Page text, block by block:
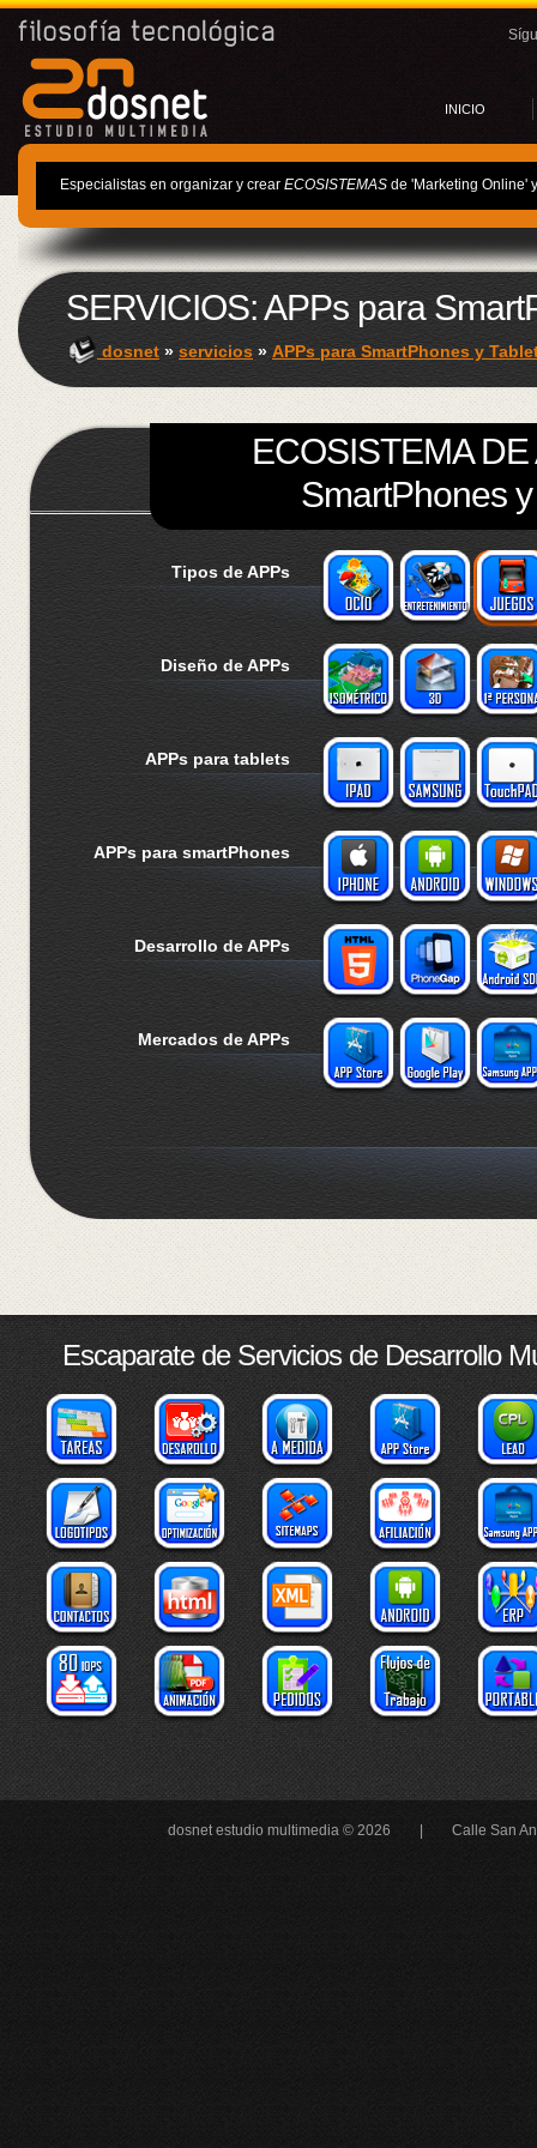
INICIO
Especialistas en organizar y crear ECOSISTEMAS de 'Marketing Online'
SERVICIOS: APPs para
dosnet » servicios » APPs para SmartPhones y
ECOSISTEMA
SmartPhones
Tipos de APPs
Diseño de APPs
APPs para tablets
APPs para smartPhones
Desarrollo de APPs
Mercados de APPs
Escaparate de Servicios de Desarrollo
dosnet estudio multimedia © 2026 | Calle San